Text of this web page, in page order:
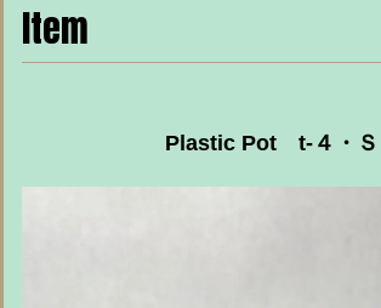
Item
Plastic Pot t-４・Ｓ